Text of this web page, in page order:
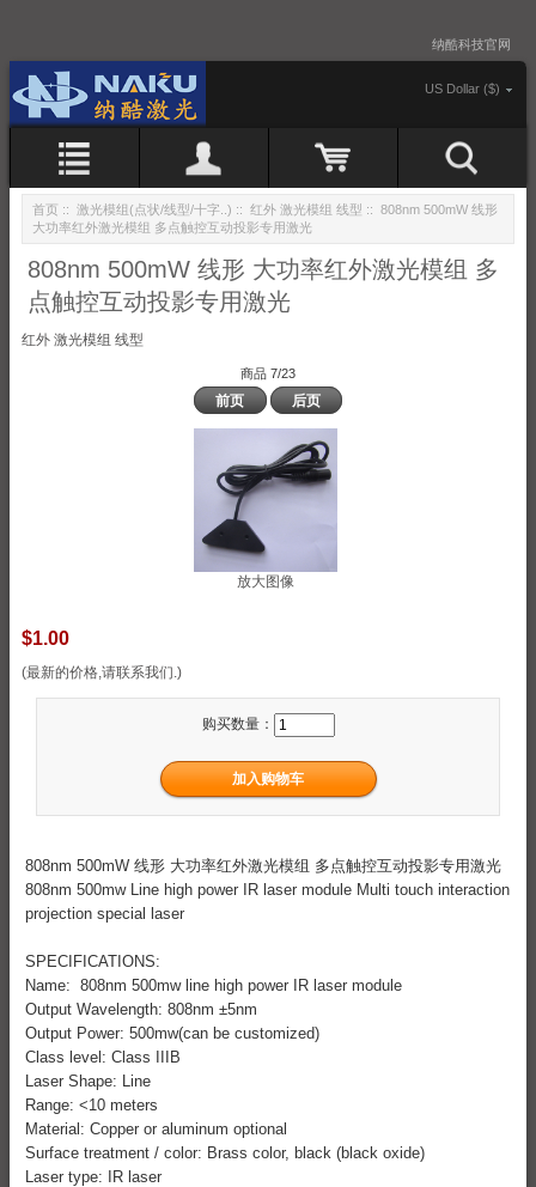
纳酷科技官网
US Dollar ($)
首页 :: 激光模组(点状/线型/十字..) :: 红外 激光模组 线型 :: 808nm 500mW 线形
大功率红外激光模组 多点触控互动投影专用激光
808nm 500mW 线形 大功率红外激光模组 多
点触控互动投影专用激光
红外 激光模组 线型
商品 7/23
前页 后页
放大图像
$1.00
(最新的价格,请联系我们.)
购买数量：
808nm 500mW 线形 大功率红外激光模组 多点触控互动投影专用激光
808nm 500mw Line high power IR laser module Multi touch interaction
projection special laser
SPECIFICATIONS:
Name: 808nm 500mw line high power IR laser module
Output Wavelength: 808nm ±5nm
Output Power: 500mw(can be customized)
Class level: Class IIIB
Laser Shape: Line
Range: <10 meters
Material: Copper or aluminum optional
Surface treatment / color: Brass color, black (black oxide)
Laser type: IR laser